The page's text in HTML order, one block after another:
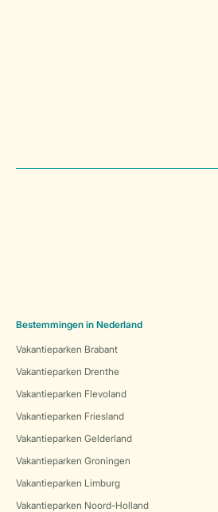
Bestemmingen in Nederland
Vakantieparken Brabant
Vakantieparken Drenthe
Vakantieparken Flevoland
Vakantieparken Friesland
Vakantieparken Gelderland
Vakantieparken Groningen
Vakantieparken Limburg
Vakantieparken Noord-Holland